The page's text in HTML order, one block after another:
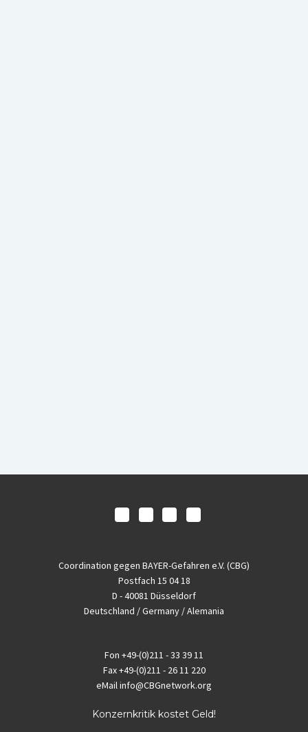
Coordination gegen BAYER-Gefahren e.V. (CBG)
Postfach 15 04 18
D - 40081 Düsseldorf
Deutschland / Germany / Alemania
Fon +49-(0)211 - 33 39 11
Fax+49-(0)211 - 26 11 220
eMailinfo@CBGnetwork.org
Konzernkritik kostet Geld!